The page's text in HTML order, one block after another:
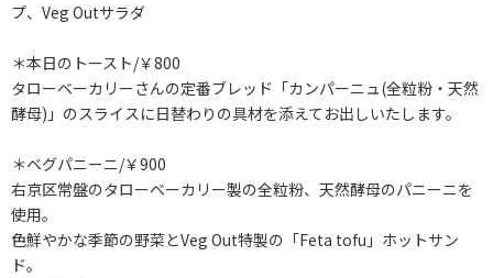
プ、Veg Outサラダ
＊本日のトースト/￥800
タローベーカリーさんの定番ブレッド「カンパーニュ(全粒粉・天然
酵母)」のスライスに日替わりの具材を添えてお出しいたします。
＊ベグパニーニ/￥900
右京区常盤のタローベーカリー製の全粒粉、天然酵母のパニーニを
使用。
色鮮やかな季節の野菜とVeg Out特製の「Feta tofu」ホットサン
ド。